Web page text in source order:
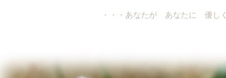
・・・あなたが あなたに 優し